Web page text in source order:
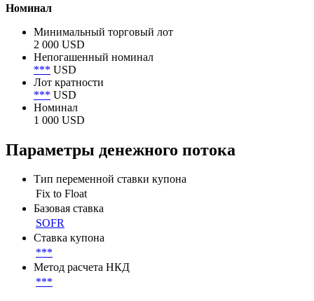
Номинал
Минимальный торговый лот
2 000 USD
Непогашенный номинал
*** USD
Лот кратности
*** USD
Номинал
1 000 USD
Параметры денежного потока
Тип переменной ставки купона
Fix to Float
Базовая ставка
SOFR
Ставка купона
***
Метод расчета НКД
***